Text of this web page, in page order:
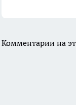
Комментарии на